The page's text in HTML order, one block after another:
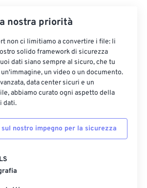
nostra priorità
non ci limitiamo a convertire i file: li
solido framework di sicurezza
dati siano sempre al sicuro, che tu
un video o un documento.
data center sicuri e un
abbiamo curato ogni aspetto della
dati.
nostro impegno per la sicurezza